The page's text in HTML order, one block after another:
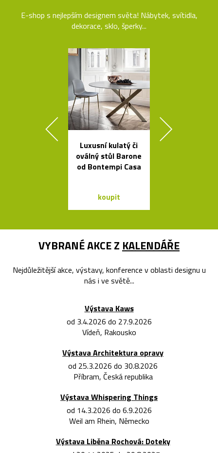
E-shop s nejlepším designem světa! Nábytek, svítidla,
dekorace, sklo, šperky...
Luxusní kulatý či
oválný stůl Barone
od Bontempi Casa
koupit
VYBRANÉ AKCE Z KALENDÁŘE
Nejdůležitější akce, výstavy, konference v oblasti designu u
nás i ve světě...
Výstava Kaws
od 3.4.2026 do 27.9.2026
Vídeň, Rakousko
Výstava Architektura opravy
od 25.3.2026 do 30.8.2026
Příbram, Česká republika
Výstava Whispering Things
od 14.3.2026 do 6.9.2026
Weil am Rhein, Německo
Výstava Liběna Rochová: Doteky